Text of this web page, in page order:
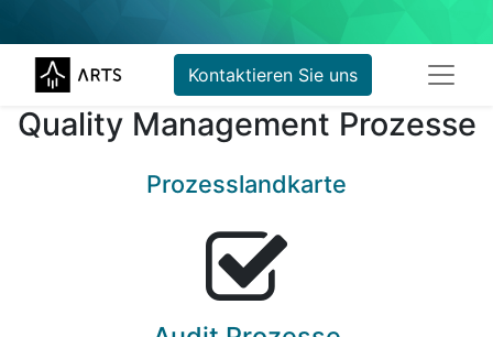
Kontaktieren Sie uns
Quality Management Prozesse
Prozesslandkarte